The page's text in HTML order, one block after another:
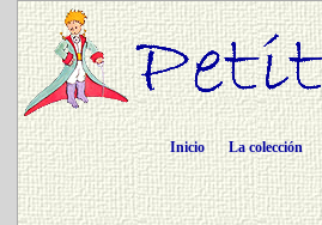
Inicio La colección